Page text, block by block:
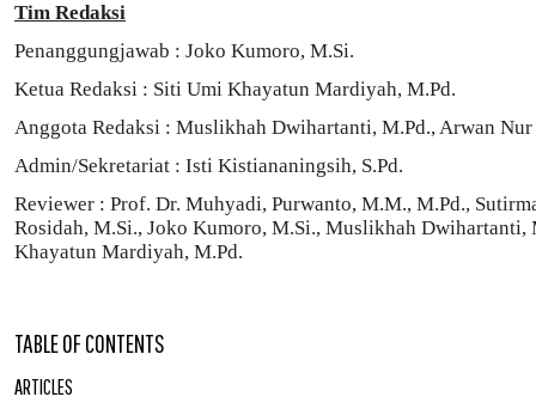
Tim Redaksi
Penanggungjawab : Joko Kumoro, M.Si.
Ketua Redaksi : Siti Umi Khayatun Mardiyah, M.Pd.
Anggota Redaksi : Muslikhah Dwihartanti, M.Pd., Arwan Nur
Admin/Sekretariat : Isti Kistiananingsih, S.Pd.
Reviewer : Prof. Dr. Muhyadi, Purwanto, M.M., M.Pd.,
Rosidah, M.Si., Joko Kumoro, M.Si., Muslikhah Dwihartanti,
Khayatun Mardiyah, M.Pd.
TABLE OF CONTENTS
ARTICLES